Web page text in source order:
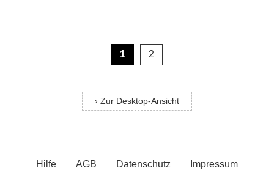
1 2
› Zur Desktop-Ansicht
Hilfe AGB Datenschutz Impressum